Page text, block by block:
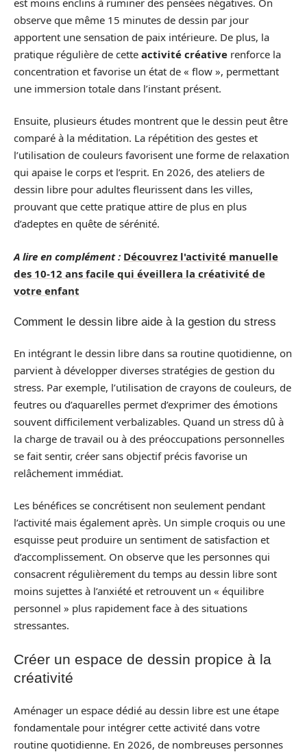
observe que même 15 minutes de dessin par jour
apportent une sensation de paix intérieure. De plus, la
pratique régulière de cette activité créative renforce la
concentration et favorise un état de « flow », permettant
une immersion totale dans l’instant présent.
Ensuite, plusieurs études montrent que le dessin peut être
comparé à la méditation. La répétition des gestes et
l’utilisation de couleurs favorisent une forme de relaxation
qui apaise le corps et l’esprit. En 2026, des ateliers de
dessin libre pour adultes fleurissent dans les villes,
prouvant que cette pratique attire de plus en plus
d’adeptes en quête de sérénité.
A lire en complément : Découvrez l'activité manuelle
des 10-12 ans facile qui éveillera la créativité de
votre enfant
Comment le dessin libre aide à la gestion du stress
En intégrant le dessin libre dans sa routine quotidienne, on
parvient à développer diverses stratégies de gestion du
stress. Par exemple, l’utilisation de crayons de couleurs, de
feutres ou d’aquarelles permet d’exprimer des émotions
souvent difficilement verbalizables. Quand un stress dû à
la charge de travail ou à des préoccupations personnelles
se fait sentir, créer sans objectif précis favorise un
relâchement immédiat.
Les bénéfices se concrétisent non seulement pendant
l’activité mais également après. Un simple croquis ou une
esquisse peut produire un sentiment de satisfaction et
d’accomplissement. On observe que les personnes qui
consacrent régulièrement du temps au dessin libre sont
moins sujettes à l’anxiété et retrouvent un « équilibre
personnel » plus rapidement face à des situations
stressantes.
Créer un espace de dessin propice à la
créativité
Aménager un espace dédié au dessin libre est une étape
fondamentale pour intégrer cette activité dans votre
routine quotidienne. En 2026, de nombreuses personnes